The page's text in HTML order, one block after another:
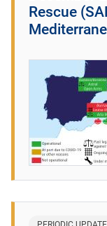
Rescue